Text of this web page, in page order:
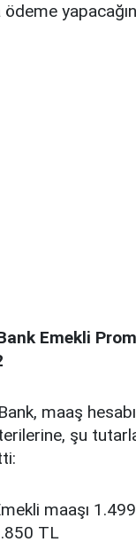
ödeme
Emekli
maaş
şu
maaşı
TL